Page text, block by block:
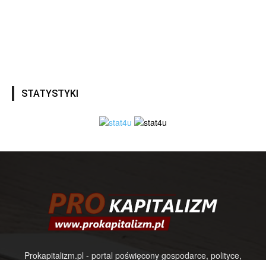
STATYSTYKI
Prokapitalizm.pl - portal poświęcony gospodarce, polityce,